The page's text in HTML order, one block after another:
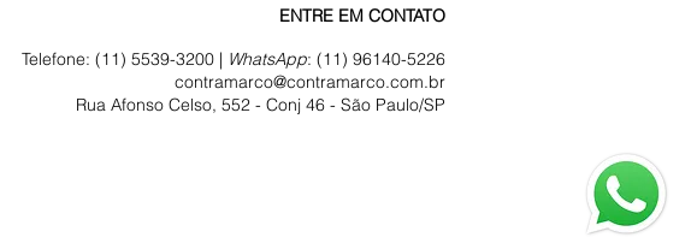
ENTRE EM CONTATO
Telefone: (11) 5539-3200 | WhatsApp: (11) 96140-5226
contramarco@contramarco.com.br
Rua Afonso Celso, 552 - Conj 46 - São Paulo/SP